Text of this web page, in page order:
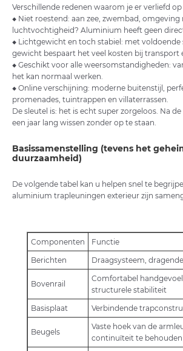
Verschillende redenen waarom je er verliefd
◆ Niet roestend: aan zee, zwembad,
luchtvochtigheid? Aluminium heeft geen
◆ Lichtgewicht en toch stabiel: met voldoende
gewicht bespaart het veel kosten bij transport
◆ Geschikt voor alle weersomstandigheden:
het kan normaal werken.
◆ Online verschijning: moderne buitenstijl,
promenades, tuintrappen en villaterrassen.
De sleutel is: het is echt super zorgeloos. Na
een jaar lang wissen zonder op te staan.
Basissamenstelling (tevens het
duurzaamheid)
De volgende tabel kan u helpen snel te
aluminium trapleuningen exterieur zijn
Componenten
Functie
Berichten
Draagsysteem,
Bovenrail
Comfortabel
structurele stabiliteit
Basisplaat
Verbindende
Beugels
Vaste hoek van de
continuïteit te behouden